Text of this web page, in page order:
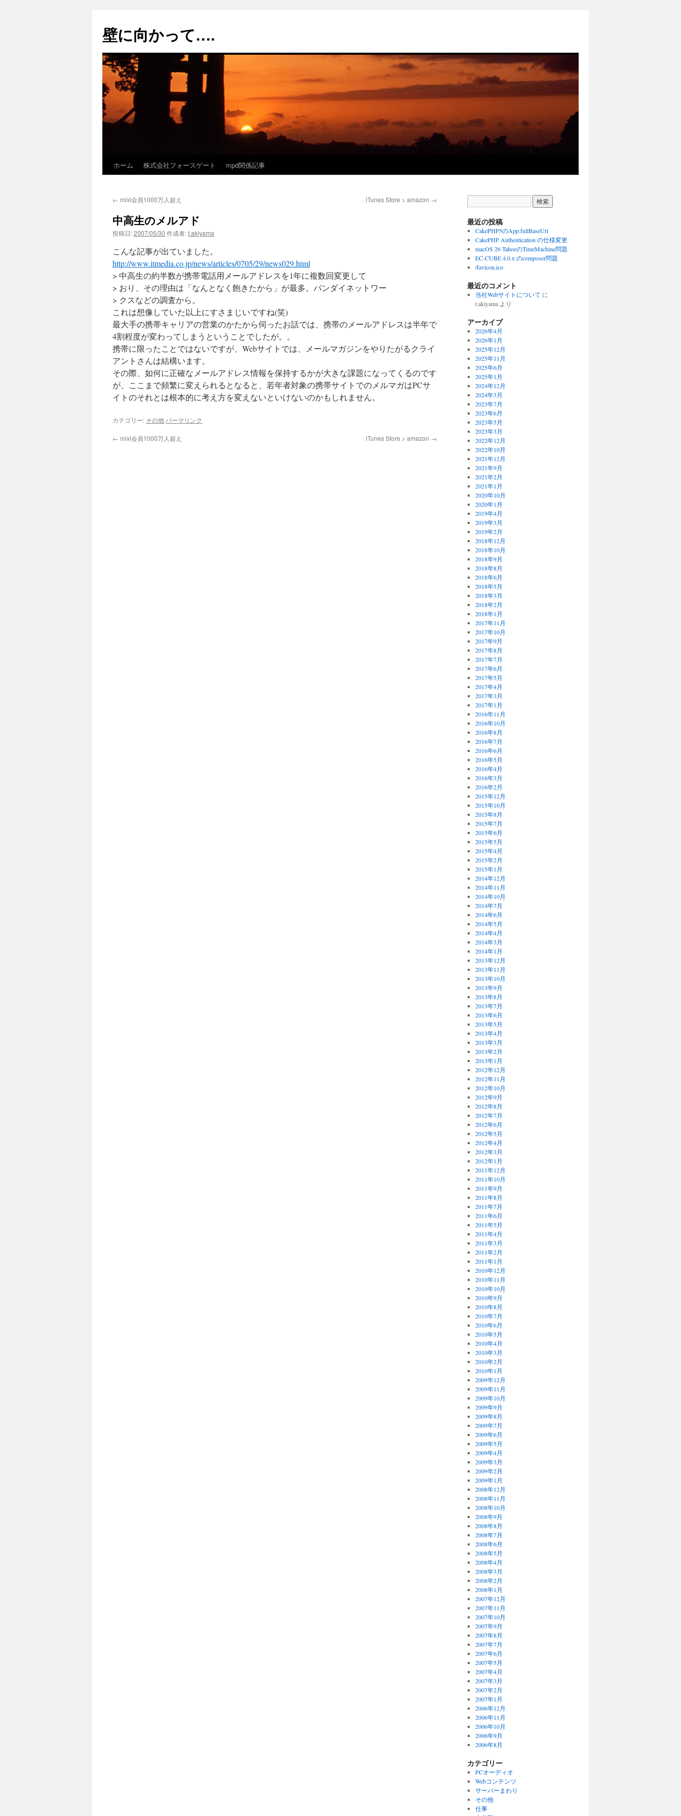
テ
ン
へ
ス
キ
ッ
プ
壁に向かって….
ホーム 株式会社フォースゲート mpd関係記事
← mixi会員1000万人超え iTunes Store > amazon →
中高生のメルアド
投稿日:2007/05/30 作成者:t.akiyama
こんな記事が出ていました。
http://www.itmedia.co.jp/news/articles/0705/29/news029.html
> 中高生の約半数が携帯電話用メールアドレスを1年に複数回変更して
> おり、その理由は「なんとなく飽きたから」が最多。バンダイネットワー
> クスなどの調査から。
これは想像していた以上にすさまじいですね(笑)
最大手の携帯キャリアの営業のかたから伺ったお話では、携帯のメールアドレスは半年で
4割程度が変わってしまうということでしたが。。
携帯に限ったことではないですが、Webサイトでは、メールマガジンをやりたがるクライ
アントさんは結構います。
その際、如何に正確なメールアドレス情報を保持するかが大きな課題になってくるのです
が、ここまで頻繁に変えられるとなると、若年者対象の携帯サイトでのメルマガはPCサ
イトのそれとは根本的に考え方を変えないといけないのかもしれません。
カテゴリー: その他 パーマリンク
← mixi会員1000万人超え iTunes Store > amazon →
最近の投稿
CakePHP5のApp.fullBaseUrl
CakePHP Authentication の仕様変更
macOS 26 TahoeのTimeMachine問題
EC-CUBE 4.0.x のcomposer問題
/favicon.ico
最近のコメント
当社Webサイトについて に
t.akiyamaより
アーカイブ
2026年4月
2026年1月
2025年12月
2025年11月
2025年6月
2025年1月
2024年12月
2024年3月
2023年7月
2023年6月
2023年5月
2023年3月
2022年12月
2022年10月
2021年12月
2021年9月
2021年2月
2021年1月
2020年10月
2020年1月
2019年4月
2019年3月
2019年2月
2018年12月
2018年10月
2018年9月
2018年8月
2018年6月
2018年5月
2018年3月
2018年2月
2018年1月
2017年11月
2017年10月
2017年9月
2017年8月
2017年7月
2017年6月
2017年5月
2017年4月
2017年3月
2017年1月
2016年11月
2016年10月
2016年8月
2016年7月
2016年6月
2016年5月
2016年4月
2016年3月
2016年2月
2015年12月
2015年10月
2015年8月
2015年7月
2015年6月
2015年5月
2015年4月
2015年2月
2015年1月
2014年12月
2014年11月
2014年10月
2014年7月
2014年6月
2014年5月
2014年4月
2014年3月
2014年1月
2013年12月
2013年11月
2013年10月
2013年9月
2013年8月
2013年7月
2013年6月
2013年5月
2013年4月
2013年3月
2013年2月
2013年1月
2012年12月
2012年11月
2012年10月
2012年9月
2012年8月
2012年7月
2012年6月
2012年5月
2012年4月
2012年3月
2012年1月
2011年12月
2011年10月
2011年9月
2011年8月
2011年7月
2011年6月
2011年5月
2011年4月
2011年3月
2011年2月
2011年1月
2010年12月
2010年11月
2010年10月
2010年9月
2010年8月
2010年7月
2010年6月
2010年5月
2010年4月
2010年3月
2010年2月
2010年1月
2009年12月
2009年11月
2009年10月
2009年9月
2009年8月
2009年7月
2009年6月
2009年5月
2009年4月
2009年3月
2009年2月
2009年1月
2008年12月
2008年11月
2008年10月
2008年9月
2008年8月
2008年7月
2008年6月
2008年5月
2008年4月
2008年3月
2008年2月
2008年1月
2007年12月
2007年11月
2007年10月
2007年9月
2007年8月
2007年7月
2007年6月
2007年5月
2007年4月
2007年3月
2007年2月
2007年1月
2006年12月
2006年11月
2006年10月
2006年9月
2006年8月
カテゴリー
PCオーディオ
Webコンテンツ
サーバーまわり
その他
仕事